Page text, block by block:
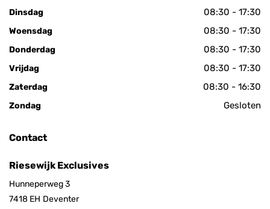
Dinsdag 08:30 - 17:30
Woensdag 08:30 - 17:30
Donderdag 08:30 - 17:30
Vrijdag 08:30 - 17:30
Zaterdag 08:30 - 16:30
Zondag Gesloten
Contact
Riesewijk Exclusives
Hunneperweg 3
7418 EH Deventer